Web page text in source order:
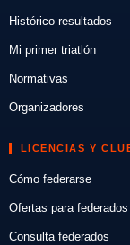
Histórico resultados
Mi primer triatlón
Normativas
Organizadores
LICENCIAS Y
Cómo federarse
Ofertas para federados
Consulta federados